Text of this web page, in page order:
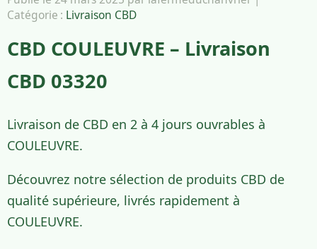
Catégorie : Livraison CBD
CBD COULEUVRE – Livraison
CBD 03320
Livraison de CBD en 2 à 4 jours ouvrables à
COULEUVRE.
Découvrez notre sélection de produits CBD de
qualité supérieure, livrés rapidement à
COULEUVRE.